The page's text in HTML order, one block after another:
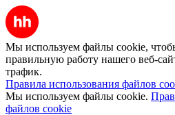
Мы используем файлы cookie,
правильную работу нашего веб-
трафик.
Правила использования файлов
Мы используем файлы cookie.
файлов cookie